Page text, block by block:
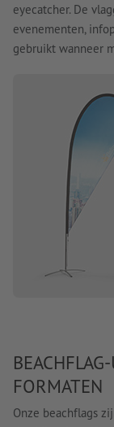
eyecatcher. De
evenementen,
gebruikt wanneer
FORMATEN
Onze beachflags